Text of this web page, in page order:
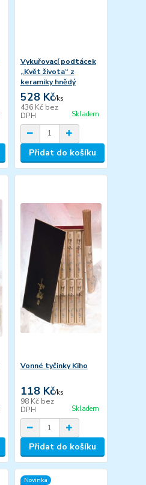
Vykuřovací podtácek
„Květ života“ z
keramiky hnědý
528 Kč/ks
436 Kč bez
DPH
Skladem
Přidat do košíku
Vonné tyčinky Kiho
118 Kč/ks
98 Kč bez
DPH
Skladem
Přidat do košíku
Novinka